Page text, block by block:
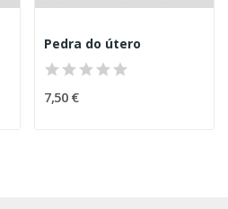
Pedra do útero
7,50 €